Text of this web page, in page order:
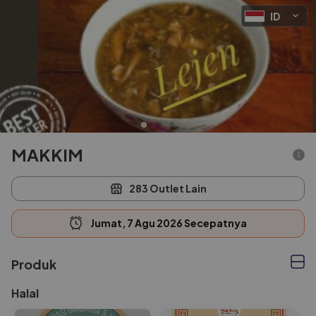
ID
MAKKIM
283 Outlet Lain
Jumat, 7 Agu 2026 Secepatnya
Produk
Halal